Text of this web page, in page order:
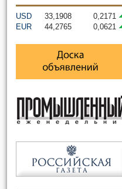
USD 33,1908
0,2171
EUR
44,2765 0,0621